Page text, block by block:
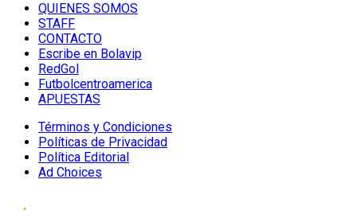
QUIENES SOMOS
STAFF
CONTACTO
Escribe en Bolavip
RedGol
Futbolcentroamerica
APUESTAS
Términos y Condiciones
Políticas de Privacidad
Política Editorial
Ad Choices